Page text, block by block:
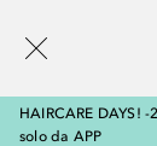
HAIRCARE DAYS!
solo da APP